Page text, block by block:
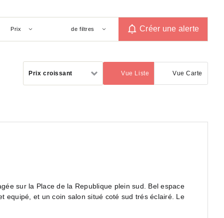
Prix de filtres Créer une alerte
Prix croissant Vue Liste
(activé) Vue Carte
sur la Place de la Republique plein sud. Bel espace
éclairé. Le